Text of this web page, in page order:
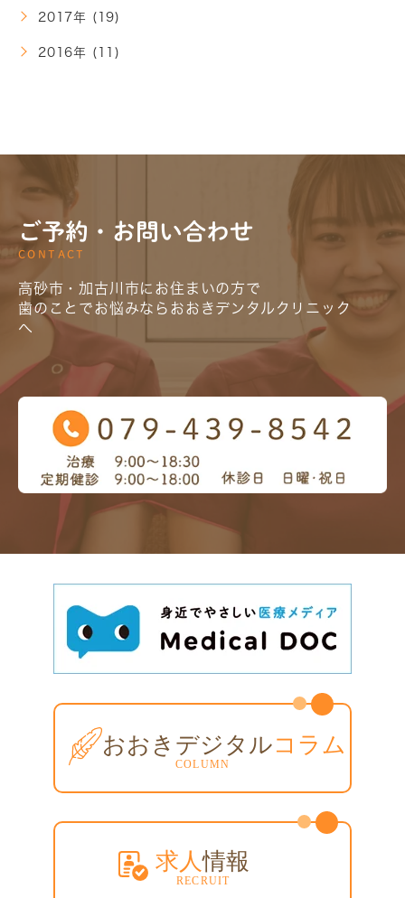
2017年 (19)
2016年 (11)
ご予約・お問い合わせ
CONTACT
高砂市・加古川市にお住まいの方で
歯のことでお悩みならおおきデンタルクリニック
へ